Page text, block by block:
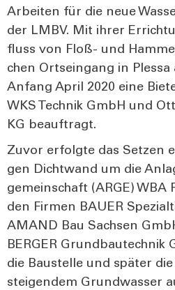
Arbei­ten für die neue
der LMBV. Mit ihrer
fluss von Floß- und
chen Orts­ein­gang in
Anfang April 2020 eine
WKS Tech­nik GmbH und
KG beauf­tragt.
Zuvor erfolg­te das Set­zen
gen Dicht­wand um die
ge­mein­schaft (ARGE) WBA
den Fir­men BAUER
AMAND Bau Sach­sen
BERGER Grund­bau­tech­nik
die Bau­stel­le und spä­ter
stei­gen­dem Grund­was­ser